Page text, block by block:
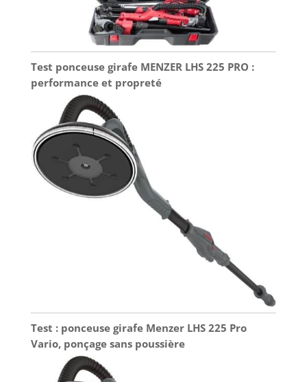
Test ponceuse girafe MENZER LHS 225 PRO :
performance et propreté
Test : ponceuse girafe Menzer LHS 225 Pro
Vario, ponçage sans poussière